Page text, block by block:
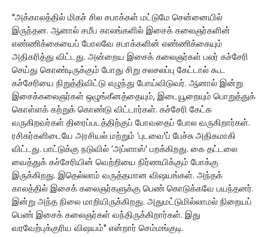
"அக்காலத்தில் மிகச் சில சபாக்கள் மட்டுமே சென்னையில்
இருந்தன. ஆனால் சமீப காலங்களில் இசைக் கலைஞர்களின்
எண்ணிக்கையைப் போலவே சபாக்களின் எண்ணிக்கையும்
அதிகரித்து விட்டது. அன்றைய இசைக் கலைஞர்கள் பலர் கச்சேரி
செய்து கொண்டிருக்கும் போது சிறு சலசலப்பு கேட்டால் கூட
கச்சேரியை நிறுத்திவிட்டு எழுந்து போய்விடுவர். ஆனால் இன்று
இசைக்கலைஞர்கள் ஒழுங்கீனத்தையும், இடையூறையும் பொறுத்துக்
கொள்ளக் கற்றுக் கொண்டு விட்டார்கள். கச்சேரி கேட்க
வருகிறவர்கள் திரைப்படத்திற்குப் போவதைப் போல வருகிறார்கள்.
ரசிகர்களிடையே அரசியல் மற்றும் ‘புடவை'ப் பேச்சு அதிகமாகி
விட்டது. பாட்டுக்கு நடுவில் ‘அப்ளாஸ்' பறக்கிறது. கை தட்டலை
வைத்துக் கச்சேரியின் வெற்றியை நிர்ணயிக்கும் போக்கு
இருக்கிறது. இதெல்லாம் வருத்தமான விஷயங்கள். அந்தக்
காலத்தில் இசைக் கலைஞர்களுக்கு பெண் கொடுக்கவே பயந்தனர்.
இன்று அந்த நிலை மாறியிருக்கிறது. அதுமட்டுமில்லாமல் நிறையப்
பெண் இசைக் கலைஞர்கள் வந்திருக்கிறார்கள். இது
வரவேற்புக்குரிய விஷயம்" என்றார் செம்மங்குடி.